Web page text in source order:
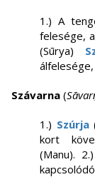
1.) A
felesége, a
(Sūrya)
álfelesége,
Szávarna (
1.) Szúrja
kort
(Manu).
kapcsolódó